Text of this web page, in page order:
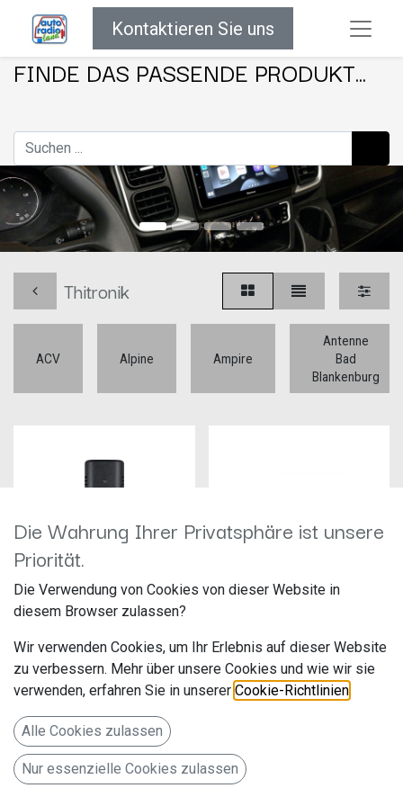
Kontaktieren Sie uns
FINDE DAS PASSENDE PRODUKT...
Thitronik
ACV Alpine Ampire
Antenne
Bad
Blankenburg
Thitronik Funk-Gaswarner
Hersteller: Thitronik
Artikelnummer: 100759
Thitronik GmbH
Finkenweg 11-15
Deutschland www.thitronik.de
Gaswarner für WiPro III und
WiPro III safe.lock
109,00€
Hersteller: Thitronik
Artikelnummer: 100428
Thitronik GmbH
Finkenweg 11-15
Die Wahrung Ihrer Privatsphäre ist unsere
Priorität.
Die Verwendung von Cookies von dieser Website in
diesem Browser zulassen?
Wir verwenden Cookies, um Ihr Erlebnis auf dieser Website
zu verbessern. Mehr über unsere Cookies und wie wir sie
verwenden, erfahren Sie in unserer Cookie-Richtlinien
Alle Cookies zulassen
Nur essenzielle Cookies zulassen